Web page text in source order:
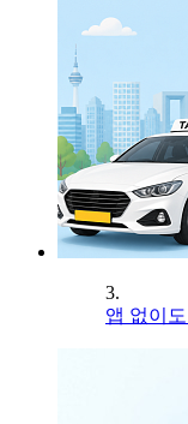
3.
앱 없이